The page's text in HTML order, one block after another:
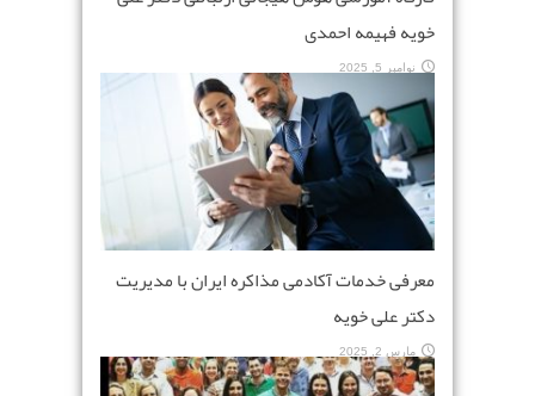
خویه فهیمه احمدی
نوامبر 5, 2025
معرفی خدمات آکادمی مذاکره ایران با مدیریت
دکتر علی خویه
مارس 2, 2025